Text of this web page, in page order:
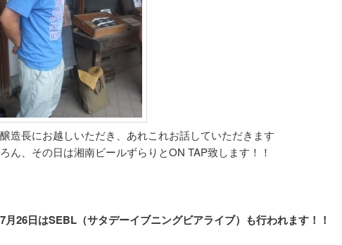
造長にお越しいただき、あれこれお話していただきます
ん、その日は湘南ビールずらりとON TAP致します！！
7月26日はSEBL（サタデーイブニングビアライブ）も行われます！！